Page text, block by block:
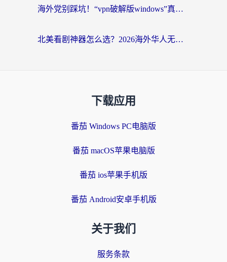
海外党别踩坑！“vpn破解版windows”真的能用？教你选对回国加速器无缝刷国内资源
北美看剧神器怎么选？2026海外华人无缝访问国内资源全攻略
下载应用
番茄 Windows PC电脑版
番茄 macOS苹果电脑版
番茄 ios苹果手机版
番茄 Android安卓手机版
关于我们
服务条款